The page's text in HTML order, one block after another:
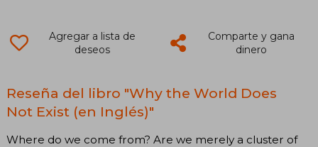
Agregar a lista de
deseos
Comparte y gana
dinero
Reseña del libro "Why the World Does
Not Exist (en Inglés)"
Where do we come from? Are we merely a cluster of